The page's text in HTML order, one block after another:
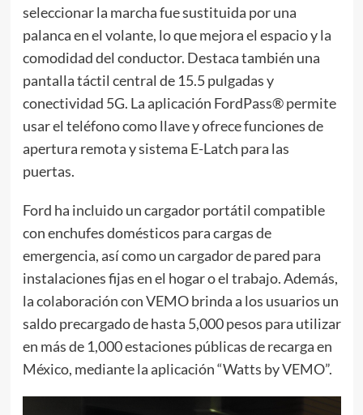
seleccionar la marcha fue sustituida por una
palanca en el volante, lo que mejora el espacio y la
comodidad del conductor. Destaca también una
pantalla táctil central de 15.5 pulgadas y
conectividad 5G. La aplicación FordPass® permite
usar el teléfono como llave y ofrece funciones de
apertura remota y sistema E-Latch para las
puertas.
Ford ha incluido un cargador portátil compatible
con enchufes domésticos para cargas de
emergencia, así como un cargador de pared para
instalaciones fijas en el hogar o el trabajo. Además,
la colaboración con VEMO brinda a los usuarios un
saldo precargado de hasta 5,000 pesos para utilizar
en más de 1,000 estaciones públicas de recarga en
México, mediante la aplicación “Watts by VEMO”.